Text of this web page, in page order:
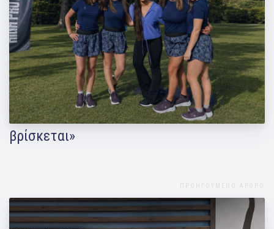
Η Μάντη Περσάκη στο GWomen: «Το
Pilates συναντά το σώμα εκεί που
βρίσκεται»
ΠΡΟΗΓΟΥΜΕΝΟ ΑΡΘΡΟ